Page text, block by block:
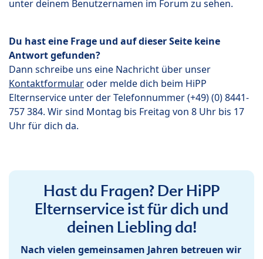
unter deinem Benutzernamen im Forum zu sehen.
Du hast eine Frage und auf dieser Seite keine
Antwort gefunden?
Dann schreibe uns eine Nachricht über unser
Kontaktformularoder melde dich beim HiPP
Elternservice unter der Telefonnummer (+49) (0) 8441-
757 384. Wir sind Montag bis Freitag von 8 Uhr bis 17
Uhr für dich da.
Hast du Fragen? Der HiPP
Elternservice ist für dich und
deinen Liebling da!
Nach vielen gemeinsamen Jahren betreuen wir